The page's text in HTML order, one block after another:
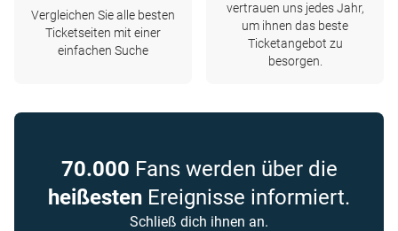
Vergleichen Sie alle besten
Ticketseiten mit einer
einfachen Suche
vertrauen uns jedes Jahr,
um ihnen das beste
Ticketangebot zu
besorgen.
70.000 Fans werden über die
heißesten Ereignisse informiert.
Schließ dich ihnen an.